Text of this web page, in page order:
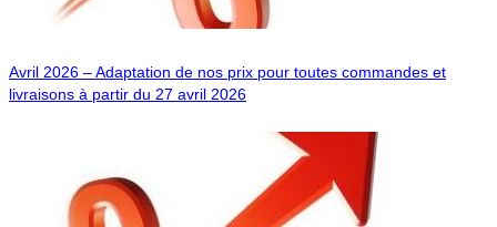
Avril 2026 – Adaptation de nos prix pour toutes commandes et
livraisons à partir du 27 avril 2026